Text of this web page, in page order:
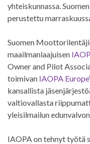
yhteiskunnassa.
perustettu
Suomen
maailmanlaajuisen
Owner and Pilot
toimivan IAOPA Europe
kansallista
valtiovallasta
yleisilmailun
IAOPA on tehnyt työtä